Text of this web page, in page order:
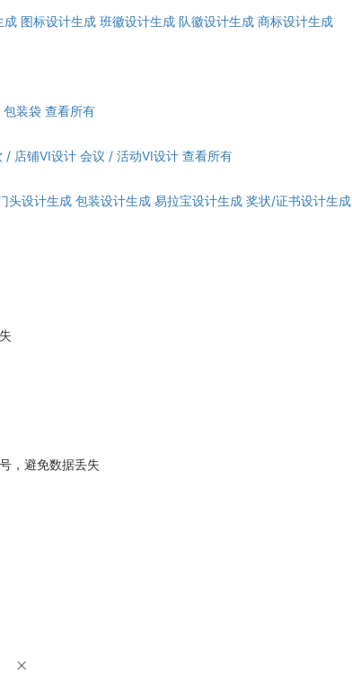
成 图标设计生成 班徽设计生成 队徽设计生成 商标设计生成
包装袋 查看所有
/ 店铺VI设计 会议 / 活动VI设计 查看所有
头设计生成 包装设计生成 易拉宝设计生成 奖状/证书设计生成
，避免数据丢失